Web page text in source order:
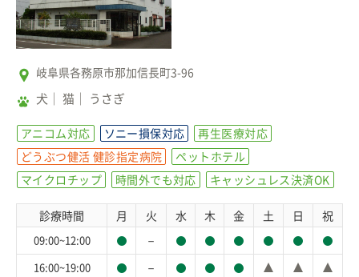
岐阜県各務原市那加信長町3-96
犬 猫 うさぎ
アニコム対応 ソニー損保対応
再生医療対応
どうぶつ健活 健診指定病院
ペットホテル
マイクロチップ
時間外でも対応 キャッシュレス決済OK
診療時間 月 火 水 木 金 土 日 祝
09:00~12:00 －
16:00~19:00 －